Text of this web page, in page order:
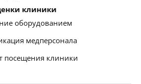
клиники
оборудованием
медперсонала
посещения клиники